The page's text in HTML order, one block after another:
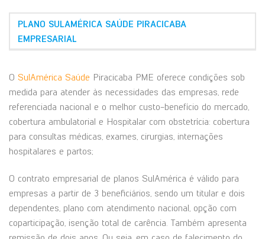
PLANO SULAMÉRICA SAÚDE PIRACICABA
EMPRESARIAL
O SulAmérica Saúde Piracicaba PME oferece condições sob
medida para atender às necessidades das empresas, rede
referenciada nacional e o melhor custo-benefício do mercado,
cobertura ambulatorial e Hospitalar com obstetrícia: cobertura
para consultas médicas, exames, cirurgias, internações
hospitalares e partos;
O contrato empresarial de planos SulAmérica é válido para
empresas a partir de 3 beneficiários, sendo um titular e dois
dependentes, plano com atendimento nacional, opção com
coparticipação, isenção total de carência. Também apresenta